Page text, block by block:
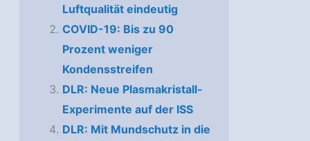
Luftqualität eindeutig
COVID-19: Bis zu 90
Prozent weniger
Kondensstreifen
DLR: Neue Plasmakristall-
Experimente auf der ISS
DLR: Mit Mund­schutz in die